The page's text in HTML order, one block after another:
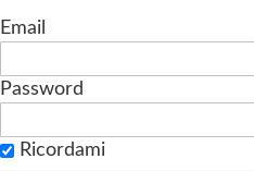
Email
Password
Ricordami